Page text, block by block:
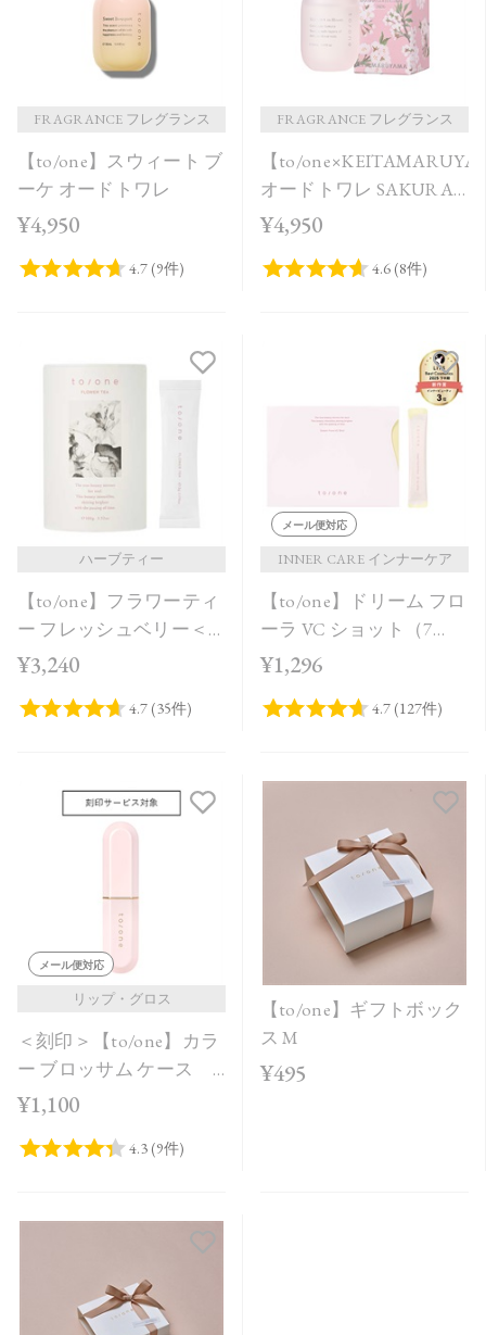
FRAGRANCE フレグランス
【to/one】スウィート ブ
ーケ オードトワレ
¥4,950
FRAGRANCE フレグランス
【to/
オードトワレ SAKURA
in Bloom＜限定品＞
¥4,950
ハーブティー
【to/one】フラワーティ
ー フレッシュベリー＜
20包＞
¥3,240
メール便対応
INNER CARE インナーケア
【to/one】ドリーム フロ
ーラ VC ショット（7
包）
¥1,296
メール便対応
リップ・グロス
＜刻印＞【to/one】カラ
ー ブロッサム ケース
ピンク
¥1,100
【to/one】ギフトボック
ス M
¥495